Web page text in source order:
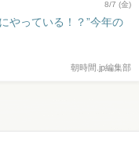
8/7 (金)
やっている！？”今年の
朝時間.jp編集部